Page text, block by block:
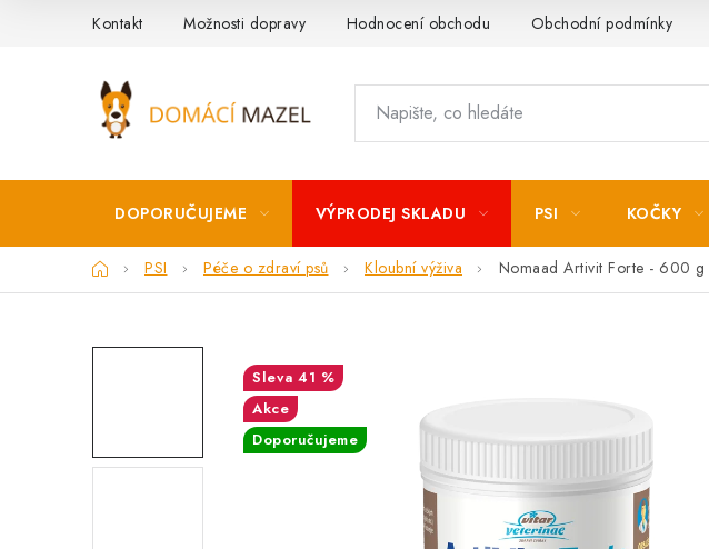
Kontakt Možnosti dopravy Hodnocení obchodu Obchodní podmínky
DOPORUČUJEME VÝPRODEJ SKLADU PSI KOČKY
DomůPSI Péče o zdraví psů Kloubní výživa Nomaad Artivit Forte - 600 g
41 %
Akce
Doporučujeme